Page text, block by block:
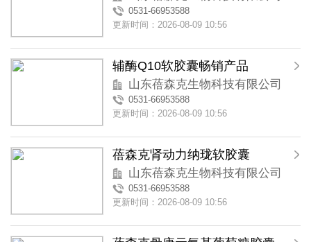
0531-66953588
更新时间：2026-08-09 10:56
辅酶Q10软胶囊畅销产品
山东蓓森克生物科技有限公司
0531-66953588
更新时间：2026-08-09 10:56
蓓森克肾动力纳珑软胶囊
山东蓓森克生物科技有限公司
0531-66953588
更新时间：2026-08-09 10:56